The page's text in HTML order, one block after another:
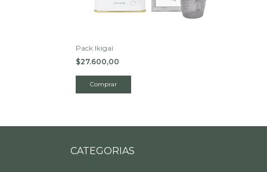
Pack Ikigai
$27.600,00
Comprar
CATEGORIAS